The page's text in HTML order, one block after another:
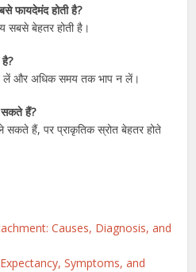
फायदेमंद होती है?
सबसे बेहतर होती है।
न लें और अधिक समय तक भाप न लें।
सकते हैं?
सकते हैं, पर प्राकृतिक स्रोत बेहतर होते
Causes, Diagnosis, and
Symptoms, and